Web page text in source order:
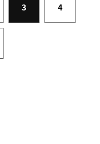
3 4